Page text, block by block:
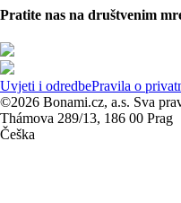
Pratite nas na društvenim
Uvjeti i odredbePravila o
©2026 Bonami.cz, a.s. Sva
Thámova 289/13, 186 00 Prag
Češka